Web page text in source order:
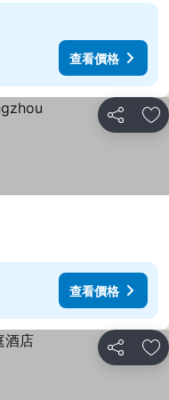
查看價格
分享 加
查看價格
分享 加